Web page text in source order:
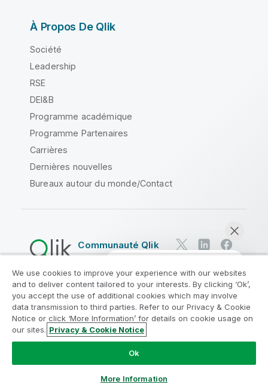
Discuter maintenant
À Propos De Qlik
Société
Leadership
RSE
DEI&B
Programme académique
Programme Partenaires
Carrières
Dernières nouvelles
Bureaux autour du monde/Contact
Communauté Qlik
Contrats juridiques
Conditions d'utilisation des produits
Legal Policies
Conditions légales
Conditions d'utilisation
Marques
Do Not Share My Info
Copyright © 1993-2026 QlikTech International AB. Tous
We use cookies to improve your experience with our websites
and to deliver content tailored to your interests. By clicking ‘Ok’,
you accept the use of additional cookies which may involve
data transmission to third parties. Refer to our Privacy & Cookie
Notice or click ‘More Information’ for details on cookie usage on
our sites. Privacy & Cookie Notice
Ok
More Information